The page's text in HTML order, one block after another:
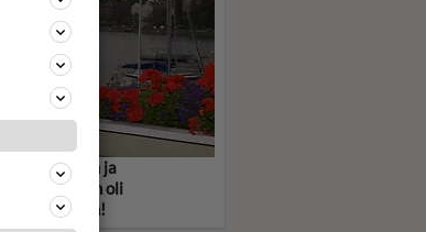
ja
Väisänen oli